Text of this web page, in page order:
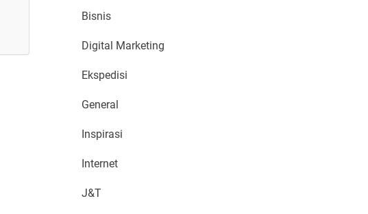
Bisnis
Digital Marketing
Ekspedisi
General
Inspirasi
Internet
J&T